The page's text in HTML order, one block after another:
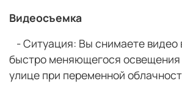
Видеосъемка
- Ситуация: Вы снимаете видео
быстро меняющегося
улице при переменной